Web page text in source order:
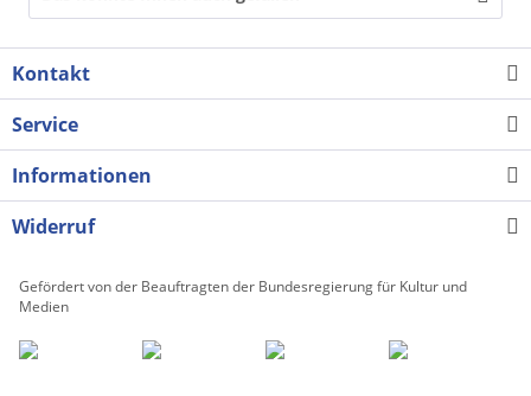
Kontakt
Service
Informationen
Widerruf
Gefördert von der Beauftragten der Bundesregierung für Kultur und
Medien